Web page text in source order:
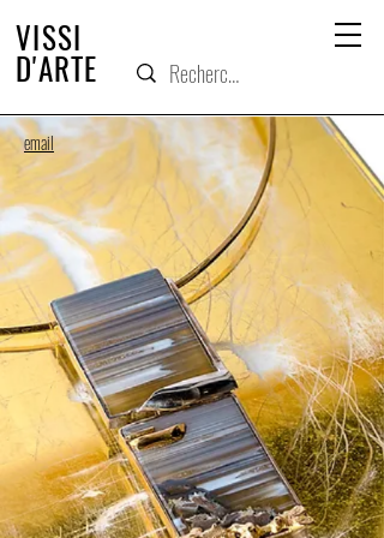
D'ARTE
VISSI
email